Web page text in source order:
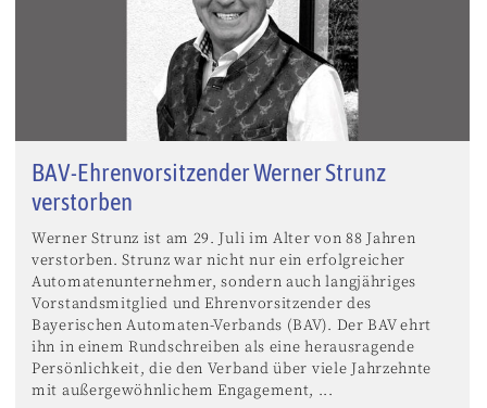
BAV-Ehrenvorsitzender Werner Strunz
verstorben
Werner Strunz ist am 29. Juli im Alter von 88 Jahren
verstorben. Strunz war nicht nur ein erfolgreicher
Automatenunternehmer, sondern auch langjähriges
Vorstandsmitglied und Ehrenvorsitzender des
Bayerischen Automaten-Verbands (BAV). Der BAV ehrt
ihn in einem Rundschreiben als eine herausragende
Persönlichkeit, die den Verband über viele Jahrzehnte
mit außergewöhnlichem Engagement, ...